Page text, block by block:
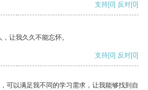
支持[0] 反对[0]
让我久久不能忘怀。
支持[0] 反对[0]
可以满足我不同的学习需求，让我能够找到自